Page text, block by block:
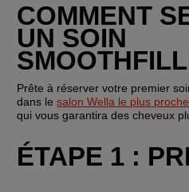
COMMENT
UN SOIN
Prête à réserver votre premier
dans le salon Wella le plus proche
qui vous garantira des cheveux
ÉTAPE 1 :